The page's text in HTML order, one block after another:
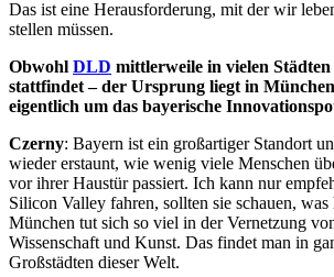
Das ist eine Herausforderung, mit der wir
stellen müssen.
Obwohl DLD mittlerweile in vielen Städten
stattfindet – der Ursprung liegt in
eigentlich um das bayerische
Czerny: Bayern ist ein großartiger Standort
wieder erstaunt, wie wenig viele Menschen
vor ihrer Haustür passiert. Ich kann nur
Silicon Valley fahren, sollten sie schauen,
München tut sich so viel in der Vernetzung
Wissenschaft und Kunst. Das findet man in
Großstädten dieser Welt.